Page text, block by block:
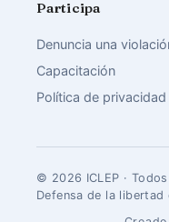
Participa
Denuncia una
Capacitación
Política de privacidad
© 2026 ICLEP ·
Defensa de la libertad